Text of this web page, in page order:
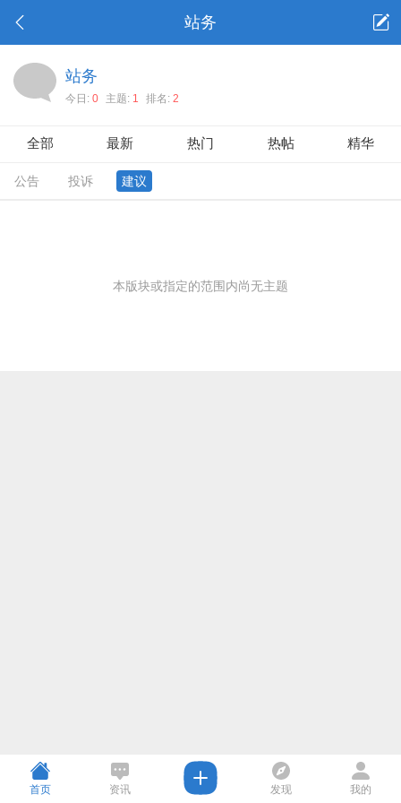
站务
站务
今日: 0 主题: 1 排名: 2
全部 最新 热门 热帖 精华
公告 投诉 建议
本版块或指定的范围内尚无主题
首页 资讯 发现 我的